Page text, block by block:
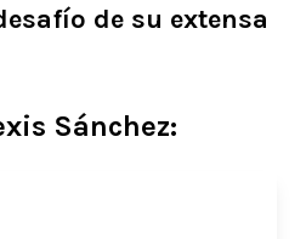
de su extensa
Sánchez: